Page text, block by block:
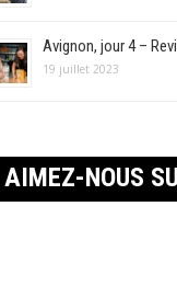
Avignon, jour 4 –
19 juillet 2023
AIMEZ-NOUS